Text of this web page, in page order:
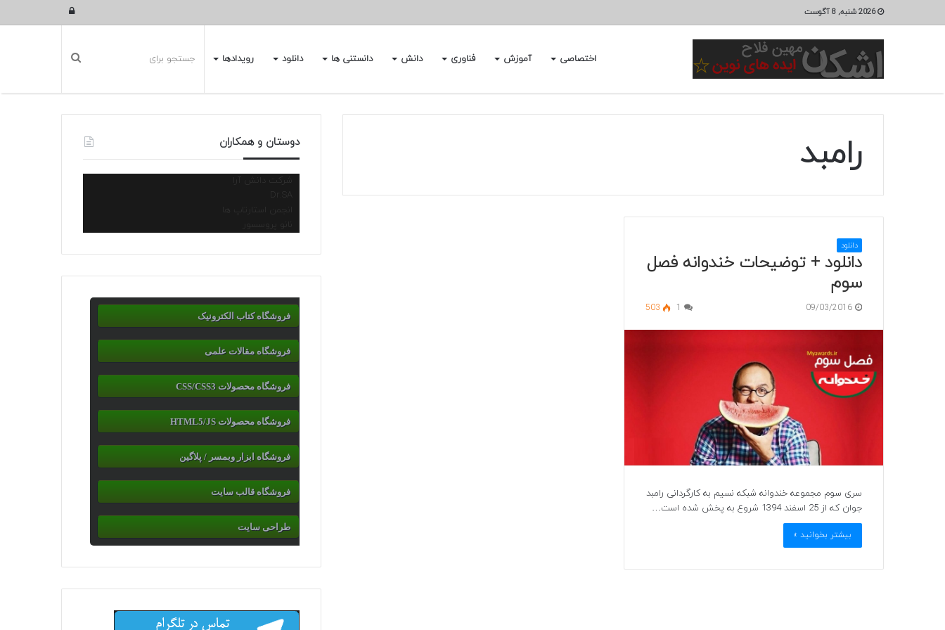
2026 شنبه, 8 آگوست ورود
اختصاصی آموزش فناوری دانش دانستنی ها دانلود رویدادها
رامبد
دانلود
دانلود + توضیحات خندوانه فصل
سوم
09/03/2016
1
503
سری سوم مجموعه خندوانه شبکه نسیم به کارگردانی رامبد
جوان که از 25 اسفند 1394 شروع به پخش شده است…
بیشتر بخوانید »
دوستان و همکاران
شرکت دانش آرا
انجمن استارتاپ ها
نانو پروسسور
فروشگاه کتاب الکترونیک
فروشگاه مقالات علمی
فروشگاه محصولات CSS/CSS3
فروشگاه محصولات HTML5/JS
فروشگاه ابزار وبمسر / پلاگین
فروشگاه قالب سایت
طراحی سایت